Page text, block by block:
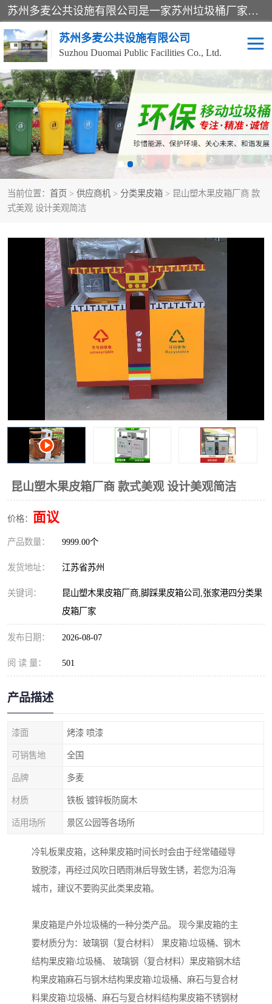
苏州多麦公共设施有限公司是一家苏州垃圾桶厂家，主营：塑料垃圾桶、分类果皮箱、户外园林椅、保安岗亭等产品厂家。全国统一热线电话：17105580222。公司组建完善的团队。设计人员，能根据客户要求，提供适合的设计方案，来满足客户的需求。
苏州多麦公共设施有限公司
Suzhou Duomai Public Facilities Co., Ltd.
当前位置： 首页 > 供应商机 > 分类果皮箱 > 昆山塑木果皮箱厂商 款
式美观 设计美观简洁
昆山塑木果皮箱厂商 款式美观 设计美观简洁
价格： 面议
产品数量： 9999.00个
发货地址： 江苏省苏州
关键词：
昆山塑木果皮箱厂商,脚踩果皮箱公司,张家港四分类果
皮箱厂家
发布日期： 2026-08-07
阅 读 量： 501
产品描述
漆面 烤漆 喷漆
可销售地 全国
品牌 多麦
材质 铁板 镀锌板防腐木
适用场所 景区公园等各场所
冷轧板果皮箱，这种果皮箱时间长时会由于经常磕碰导
致脱漆，再经过风吹日晒雨淋后导致生锈，若您为沿海
城市，建议不要购买此类果皮箱。
果皮箱是户外垃圾桶的一种分类产品。 现今果皮箱的主
要材质分为：玻璃钢（复合材料） 果皮箱\垃圾桶、钢木
结构果皮箱\垃圾桶、 玻璃钢（复合材料）果皮箱钢木结
构果皮箱麻石与钢木结构果皮箱\垃圾桶、麻石与复合材
料果皮箱\垃圾桶、麻石与复合材料结构果皮箱不锈钢材
办公室脚踩垃圾桶 保安岗亭
分类果皮箱 公园椅
垃圾分类房 塑料垃圾桶
防疫岗亭 吸烟岗亭